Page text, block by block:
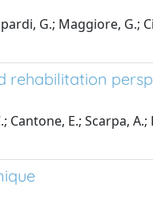
G.; Maggiore, G.;
rehabilitation
E.; Scarpa, A.;